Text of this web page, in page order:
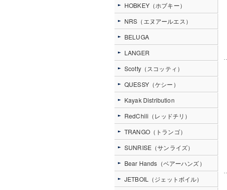
HOBKEY（ホブキー）
NRS（エヌアールエス）
BELUGA
LANGER
Scotty（スコッティ）
QUESSY（ケシー）
Kayak Distribution
RedChili（レッドチリ）
TRANGO（トランゴ）
SUNRISE（サンライズ）
Bear Hands（ベアーハンズ）
JETBOIL（ジェットボイル）